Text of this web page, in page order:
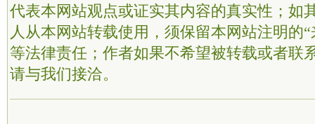
代表本网站观点或证实其内容的真实性；如
人从本网站转载使用，须保留本网站注明的
等法律责任；作者如果不希望被转载或者联
请与我们接洽。